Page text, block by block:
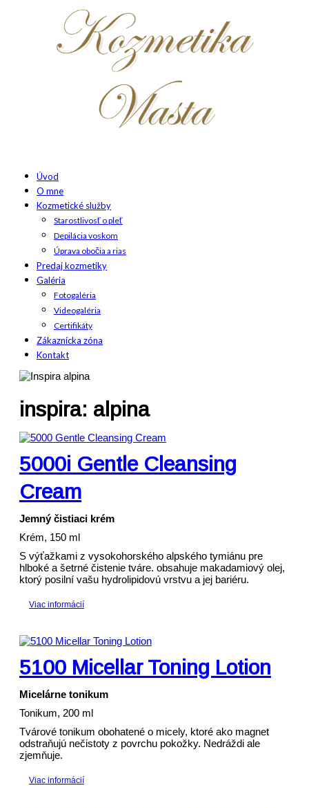
Úvod
O mne
Kozmetické služby
Starostlivosť o pleť
Depilácia voskom
Úprava obočia a rias
Predaj kozmetiky
Galéria
Fotogaléria
Videogaléria
Certifikáty
Zákaznícka zóna
Kontakt
inspira: alpina
5000i Gentle Cleansing
Cream
Jemný čistiaci krém
Krém, 150 ml
S výťažkami z vysokohorského alpského tymiánu pre
hlboké a šetrné čistenie tváre. obsahuje makadamiový olej,
ktorý posilní vašu hydrolipidovú vrstvu a jej bariéru.
Viac informácií
5100 Micellar Toning Lotion
Micelárne tonikum
Tonikum, 200 ml
Tvárové tonikum obohatené o micely, ktoré ako magnet
odstraňujú nečistoty z povrchu pokožky. Nedráždi ale
zjemňuje.
Viac informácií